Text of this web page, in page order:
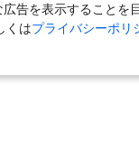
告を表示することを
くはプライバシーポリ